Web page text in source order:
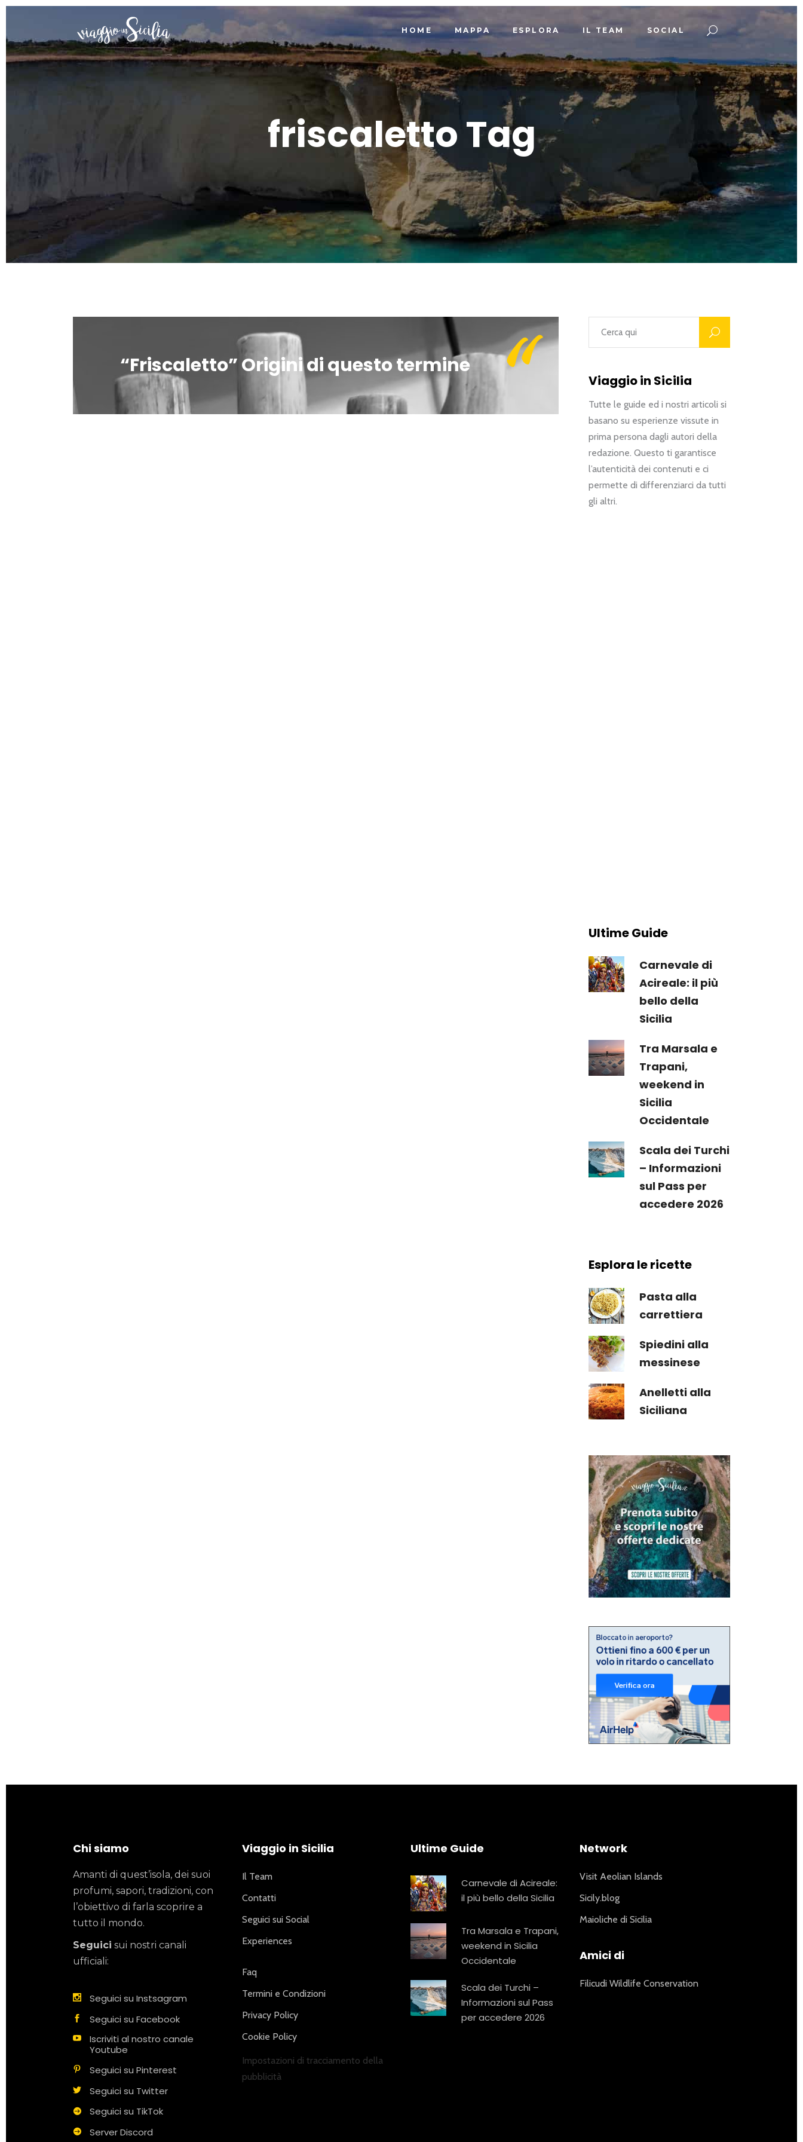
HOME MAPPA ESPLORA IL TEAM SOCIAL
friscaletto Tag
"
“Friscaletto” Origini di questo termine
Viaggio in Sicilia
Tutte le guide ed i nostri articoli si
basano su esperienze vissute in
prima persona dagli autori della
redazione. Questo ti garantisce
l’autenticità dei contenuti e ci
permette di differenziarci da tutti
gli altri.
Ultime Guide
Carnevale di
Acireale: il più
bello della
Sicilia
Tra Marsala e
Trapani,
weekend in
Sicilia
Occidentale
Scala dei Turchi
– Informazioni
sul Pass per
accedere 2026
Esplora le ricette
Pasta alla
carrettiera
Spiedini alla
messinese
Anelletti alla
Siciliana
Chi siamo
Amanti di quest’isola, dei suoi
profumi, sapori, tradizioni, con
l’obiettivo di farla scoprire a
tutto il mondo.
Seguici sui nostri canali
ufficiali:
Seguici su Instsagram
Seguici su Facebook
Iscriviti al nostro canale
Youtube
Seguici su Pinterest
Seguici su Twitter
Seguici su TikTok
Server Discord
Viaggio in Sicilia
Il Team
Contatti
Seguici sui Social
Experiences
Faq
Termini e Condizioni
Privacy Policy
Cookie Policy
Impostazioni di tracciamento della
pubblicità
Ultime Guide
Carnevale di Acireale:
il più bello della Sicilia
Tra Marsala e Trapani,
weekend in Sicilia
Occidentale
Scala dei Turchi –
Informazioni sul Pass
per accedere 2026
Network
Visit Aeolian Islands
Sicily.blog
Maioliche di Sicilia
Amici di
Filicudi Wildlife Conservation